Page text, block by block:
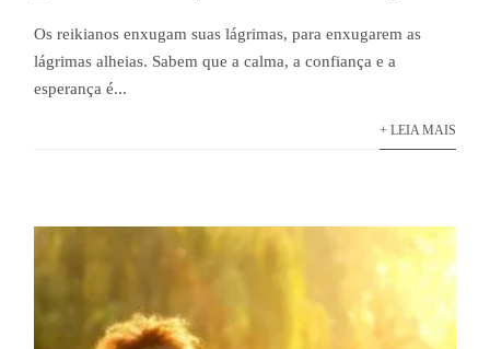
Os reikianos enxugam suas lágrimas, para enxugarem as
lágrimas alheias. Sabem que a calma, a confiança e a
esperança é...
+ LEIA MAIS